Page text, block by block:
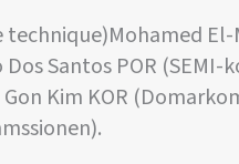
Santos POR (SEMI-
Kim KOR